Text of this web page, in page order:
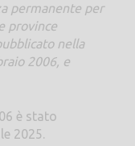
permanente per
province
nella
2006, e
è stato
2025.